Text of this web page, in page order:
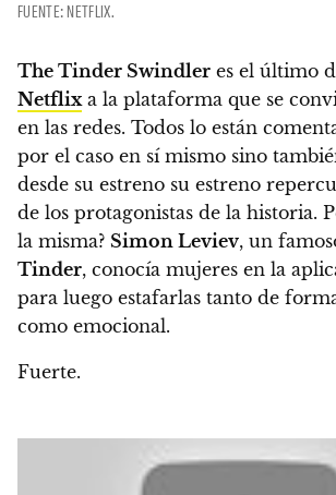
FUENTE: NETFLIX.
The Tinder Swindler es el último
Netflixa la plataforma que se
en las redes. Todos lo están
por el caso en sí mismo sino
desde su estreno su estreno
de los protagonistas de la historia.
la misma? Simon Leviev, un
Tinder, conocía mujeres en la
para luego estafarlas tanto de
como emocional.
Fuerte.